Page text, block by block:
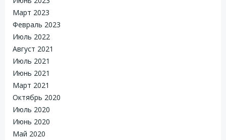
Март 2023
Февраль 2023
Июль 2022
Август 2021
Июль 2021
Июнь 2021
Март 2021
Октябрь 2020
Июль 2020
Июнь 2020
Май 2020